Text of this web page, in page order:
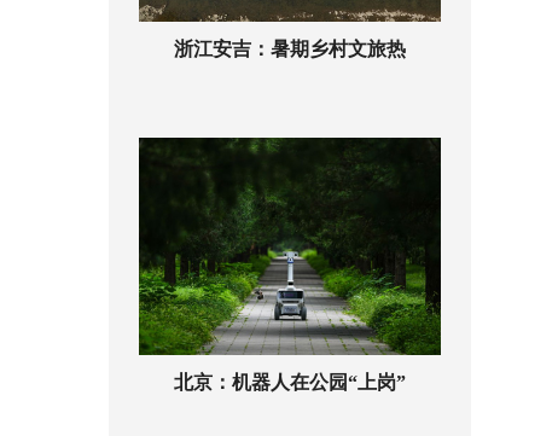
浙江安吉：暑期乡村文旅热
北京：机器人在公园“上岗”